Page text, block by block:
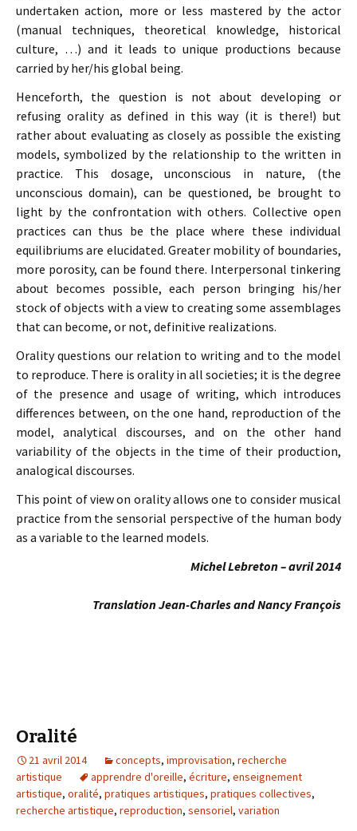
undertaken action, more or less mastered by the actor
(manual techniques, theoretical knowledge, historical
culture, …) and it leads to unique productions because
carried by her/his global being.
Henceforth, the question is not about developing or
refusing orality as defined in this way (it is there!) but
rather about evaluating as closely as possible the existing
models, symbolized by the relationship to the written in
practice. This dosage, unconscious in nature, (the
unconscious domain), can be questioned, be brought to
light by the confrontation with others. Collective open
practices can thus be the place where these individual
equilibriums are elucidated. Greater mobility of boundaries,
more porosity, can be found there. Interpersonal tinkering
about becomes possible, each person bringing his/her
stock of objects with a view to creating some assemblages
that can become, or not, definitive realizations.
Orality questions our relation to writing and to the model
to reproduce. There is orality in all societies; it is the degree
of the presence and usage of writing, which introduces
differences between, on the one hand, reproduction of the
model, analytical discourses, and on the other hand
variability of the objects in the time of their production,
analogical discourses.
This point of view on orality allows one to consider musical
practice from the sensorial perspective of the human body
as a variable to the learned models.
Michel Lebreton – avril 2014
Translation Jean-Charles and Nancy François
Oralité
21 avril 2014 concepts, improvisation, recherche
artistique
apprendre d'oreille, écriture, enseignement
artistique, oralité, pratiques artistiques, pratiques collectives,
recherche artistique, reproduction, sensoriel, variation